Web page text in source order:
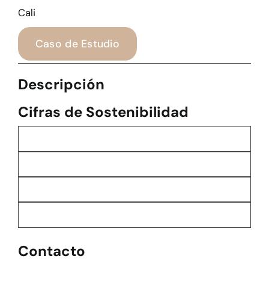
Cali
Caso de Estudio
Descripción
Cifras de Sostenibilidad
Contacto